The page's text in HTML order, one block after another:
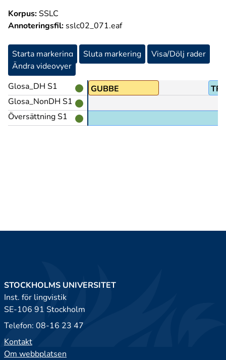
Korpus:SSLC
Annoteringsfil: sslc02_071.eaf
Starta markering Sluta markering
Visa/Dölj rader
Ändra videovyer
Glosa_DH S1
Glosa_NonDH S1
Översättning S1
TVÅ GUBBE
STOCKHOLMS UNIVERSITET
Inst. för lingvistik
SE-106 91 Stockholm
Telefon: 08-16 23 47
Kontakt
Om webbplatsen